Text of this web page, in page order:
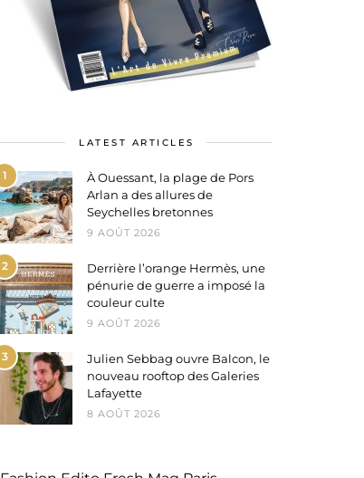
LATEST ARTICLES
1
À Ouessant, la plage de Pors
Arlan a des allures de
Seychelles bretonnes
9 AOÛT 2026
2
Derrière l’orange Hermès, une
pénurie de guerre a imposé la
couleur culte
9 AOÛT 2026
3
Julien Sebbag ouvre Balcon, le
nouveau rooftop des Galeries
Lafayette
8 AOÛT 2026